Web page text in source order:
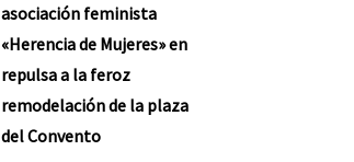
asociación feminista
«Herencia de Mujeres» en
repulsa a la feroz
remodelación de la plaza
del Convento